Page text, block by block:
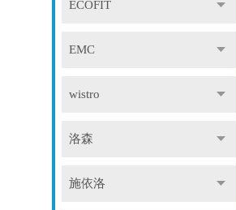
ECOFIT
EMC
wistro
洛森
施依洛